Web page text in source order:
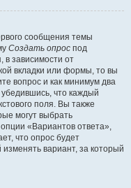
сообщения темы
Создать опрос под
зависимости от
вкладки или формы, то вы
вопрос и как минимум два
что каждый
поля. Вы также
могут выбрать
«Вариантов ответа»,
что опрос будет
вариант, за который